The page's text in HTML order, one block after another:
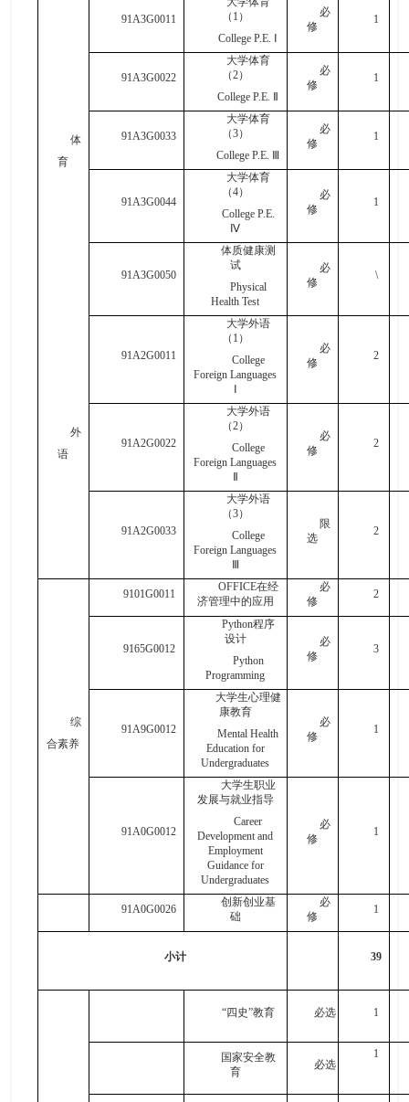
体
育
91A3G0011
（ 1 ）
College P.E.
必
修
1
91A3G0022
大学体育
（2）
College P.E.
必
修
1
91A3G0033
大学体育
（3）
College P.E.
必
修
1
91A3G0044
大学体育
（4）
College P.E.
Ⅳ
必
修
1
91A3G0050
体质健康测
试
Physical
Health Test
必
修
\
外
语
91A2G0011
大学外语
（ 1 ）
College
Foreign Languages
必
修
2
91A2G0022
大学外语
（2）
College
Foreign Languages
必
修
2
91A2G0033
大学外语
（3）
College
Foreign Languages
限
选
2
综
合素养
9101G0011
OFFICE在经
济管理中的应用
必
修
2
9165G0012
Python程序
设计
Python
Programming
必
修
3
91A9G0012
大学生心理健
康教育
Mental Health
Education for
Undergraduates
必
修
1
91A0G0012
大学生职业
发展与就业指导
Career
Development and
Employment
Guidance for
Undergraduates
必
修
1
91A0G0026
创新创业基
础
必
修
1
小计 39
“四史”教育 必选 1
国家安全教
育
必选
1